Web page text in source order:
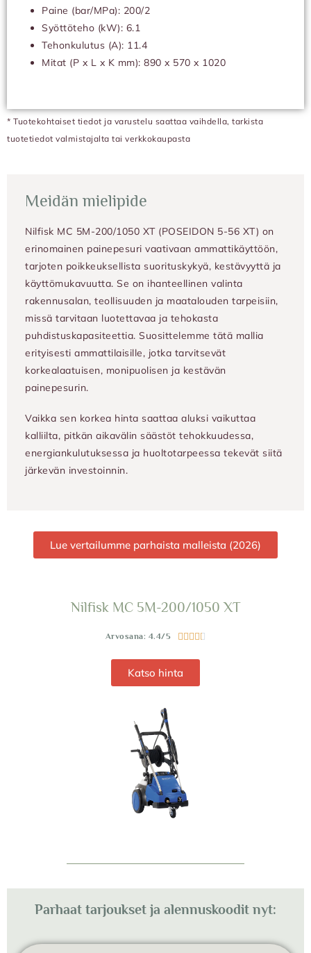
Paine (bar/MPa): 200/2
Syöttöteho (kW): 6.1
Tehonkulutus (A): 11.4
Mitat (P x L x K mm): 890 x 570 x 1020
* Tuotekohtaiset tiedot ja varustelu saattaa vaihdella, tarkista
tuotetiedot valmistajalta tai verkkokaupasta
Meidän mielipide
Nilfisk MC 5M-200/1050 XT (POSEIDON 5-56 XT) on
erinomainen painepesuri vaativaan ammattikäyttöön,
tarjoten poikkeuksellista suorituskykyä, kestävyyttä ja
käyttömukavuutta. Se on ihanteellinen valinta
rakennusalan, teollisuuden ja maatalouden tarpeisiin,
missä tarvitaan luotettavaa ja tehokasta
puhdistuskapasiteettia. Suosittelemme tätä mallia
erityisesti ammattilaisille, jotka tarvitsevät
korkealaatuisen, monipuolisen ja kestävän
painepesurin.
Vaikka sen korkea hinta saattaa aluksi vaikuttaa
kalliilta, pitkän aikavälin säästöt tehokkuudessa,
energiankulutuksessa ja huoltotarpeessa tekevät siitä
järkevän investoinnin.
Lue vertailumme parhaista malleista (2026)
Nilfisk MC 5M-200/1050 XT
Arvosana: 4.4/5     
Katso hinta
Parhaat tarjoukset ja alennuskoodit nyt: